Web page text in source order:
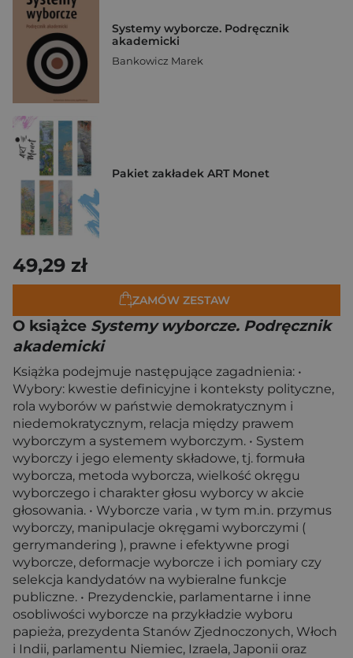
Systemy wyborcze. Podręcznik
akademicki
Bankowicz Marek
Pakiet zakładek ART Monet
49,29 zł
ZAMÓW ZESTAW
O książce Systemy wyborcze. Podręcznik
akademicki
Książka podejmuje następujące zagadnienia: •
Wybory: kwestie definicyjne i konteksty polityczne,
rola wyborów w państwie demokratycznym i
niedemokratycznym, relacja między prawem
wyborczym a systemem wyborczym. • System
wyborczy i jego elementy składowe, tj. formuła
wyborcza, metoda wyborcza, wielkość okręgu
wyborczego i charakter głosu wyborcy w akcie
głosowania. • Wyborcze varia , w tym m.in. przymus
wyborczy, manipulacje okręgami wyborczymi (
gerrymandering ), prawne i efektywne progi
wyborcze, deformacje wyborcze i ich pomiary czy
selekcja kandydatów na wybieralne funkcje
publiczne. • Prezydenckie, parlamentarne i inne
osobliwości wyborcze na przykładzie wyboru
papieża, prezydenta Stanów Zjednoczonych, Włoch
i Indii, parlamentu Niemiec, Izraela, Japonii oraz